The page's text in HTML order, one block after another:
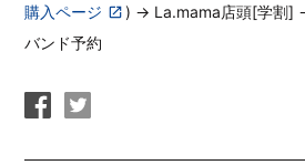
購入ページ
) → La.mama店頭[学割]
バンド予約